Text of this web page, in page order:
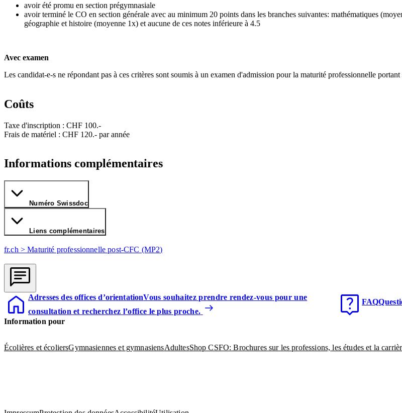
avoir été promu en section prégymnasiale
avoir terminé le CO en section générale avec au minimum 20 points dans les branches suivantes: mathématiques
géographie et histoire (moyenne 1x) et aucune de ces notes inférieure à 4.5
Avec examen
Les candidat-e-s ne répondant pas à ces critères sont soumis à un examen d'admission pour la maturité professionnelle
Coûts
Taxe d'inscription : CHF 100.-
Frais de matériel : CHF 120.- par année
Informations complémentaires
Numéro Swissdoc
Liens complémentaires
fr.ch > Maturité professionnelle post-CFC (MP2)
Adresses des offices d’orientationVous souhaitez prendre rendez-vous pour une
consultation et recherchez l’office le plus proche.
FAQ
Information pour
Écolières et écoliersGymnasiennes et gymnasiensAdultesShop CSFO: Brochures sur les professions, les études et la